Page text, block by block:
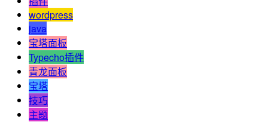
wordpress
java
宝塔面板
Typecho插件
青龙面板
宝塔
技巧
主题